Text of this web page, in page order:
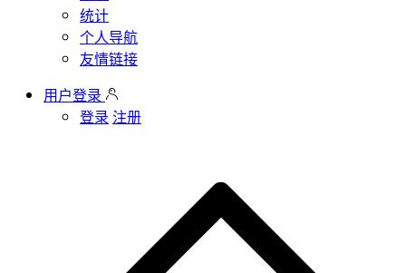
统计
个人导航
友情链接
用户登录
登录 注册